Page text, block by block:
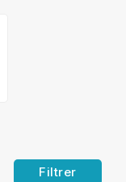
Filtrer